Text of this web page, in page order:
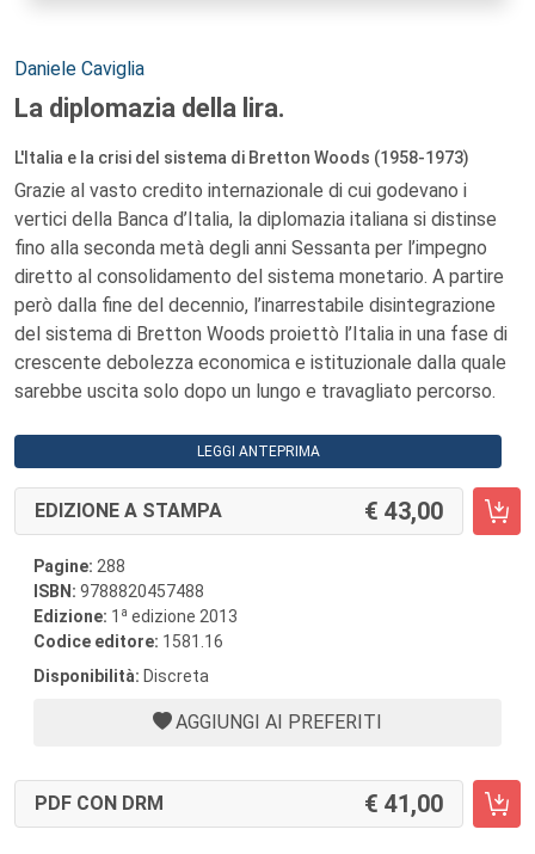
Autori:
Daniele Caviglia
La diplomazia della lira.
L'Italia e la crisi del sistema di Bretton Woods (1958-1973)
Grazie al vasto credito internazionale di cui godevano i
vertici della Banca d’Italia, la diplomazia italiana si distinse
fino alla seconda metà degli anni Sessanta per l’impegno
diretto al consolidamento del sistema monetario. A partire
però dalla fine del decennio, l’inarrestabile disintegrazione
del sistema di Bretton Woods proiettò l’Italia in una fase di
crescente debolezza economica e istituzionale dalla quale
sarebbe uscita solo dopo un lungo e travagliato percorso.
LEGGI ANTEPRIMA
EDIZIONE A STAMPA 43,00
Pagine: 288
ISBN: 9788820457488
Edizione: 1 a edizione 2013
Codice editore: 1581.16
Disponibilità: Discreta
AGGIUNGI AI PREFERITI
PDF CON DRM 41,00